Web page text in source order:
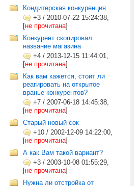
Кондитерская конкуренция
+3 / 2010-07-22 15:24:38,
[не прочитана]
Конкурент скопировал
название магазина
+4 / 2013-12-15 11:44:01,
[не прочитана]
Как вам кажется, стоит ли
реагировать на открытое
вранье конкурентов?
+7 / 2007-06-18 14:45:38,
[не прочитана]
Старый новый сок
+10 / 2002-12-09 14:22:00,
[не прочитана]
А как Вам такой вариант?
+3 / 2003-10-08 01:55:29,
[не прочитана]
Нужна ли отстройка от